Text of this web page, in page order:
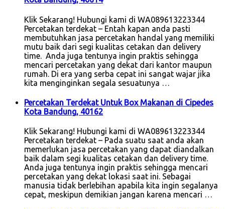
Klik Sekarang! Hubungi kami di WA089613223344
Percetakan terdekat – Entah kapan anda pasti
membutuhkan jasa percetakan handal yang memiliki
mutu baik dari segi kualitas cetakan dan delivery
time. Anda juga tentunya ingin praktis sehingga
mencari percetakan yang dekat dari kantor maupun
rumah. Di era yang serba cepat ini sangat wajar jika
kita menginginkan segala sesuatunya …
Percetakan Terdekat Untuk Box Makanan di Cipedes
Kota Bandung, 40162
Klik Sekarang! Hubungi kami di WA089613223344
Percetakan terdekat – Pada suatu saat anda akan
memerlukan jasa percetakan yang dapat diandalkan
baik dalam segi kualitas cetakan dan delivery time.
Anda juga tentunya ingin praktis sehingga mencari
percetakan yang dekat lokasi saat ini. Sebagai
manusia tidak berlebihan apabila kita ingin segalanya
cepat, meskipun demikian jangan karena mencari …